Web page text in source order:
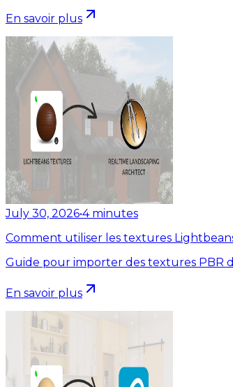
En savoir plus
July 30, 2026•4 minutes
Comment utiliser les textures
Guide pour importer des textures PBR
En savoir plus